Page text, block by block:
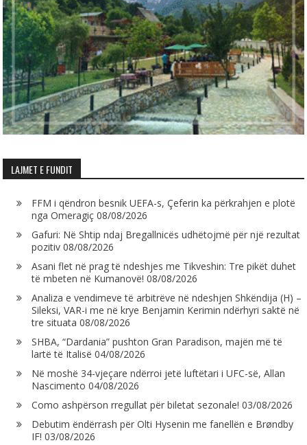
LAJMET E FUNDIT
FFM i qëndron besnik UEFA-s, Çeferin ka përkrahjen e plotë
nga Omeragiç 08/08/2026
Gafuri: Në Shtip ndaj Bregallnicës udhëtojmë për një rezultat
pozitiv 08/08/2026
Asani flet në prag të ndeshjes me Tikveshin: Tre pikët duhet
të mbeten në Kumanovë! 08/08/2026
Analiza e vendimeve të arbitrëve në ndeshjen Shkëndija (H) –
Sileksi, VAR-i me në krye Benjamin Kerimin ndërhyri saktë në
tre situata 08/08/2026
SHBA, “Dardania” pushton Gran Paradison, majën më të
lartë të Italisë 04/08/2026
Në moshë 34-vjeçare ndërroi jetë luftëtari i UFC-së, Allan
Nascimento 04/08/2026
Como ashpërson rregullat për biletat sezonale! 03/08/2026
Debutim ëndërrash për Olti Hysenin me fanellën e Brøndby
IF! 03/08/2026